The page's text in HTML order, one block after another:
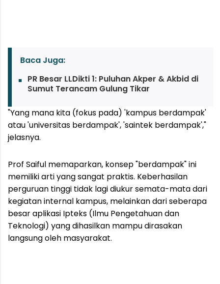
Baca Juga:
PR Besar LLDikti 1: Puluhan Akper & Akbid di
Sumut Terancam Gulung Tikar
"Yang mana kita (fokus pada) 'kampus berdampak'
atau 'universitas berdampak', 'saintek berdampak',"
jelasnya.
Prof Saiful memaparkan, konsep "berdampak" ini
memiliki arti yang sangat praktis. Keberhasilan
perguruan tinggi tidak lagi diukur semata-mata dari
kegiatan internal kampus, melainkan dari seberapa
besar aplikasi Ipteks (Ilmu Pengetahuan dan
Teknologi) yang dihasilkan mampu dirasakan
langsung oleh masyarakat.